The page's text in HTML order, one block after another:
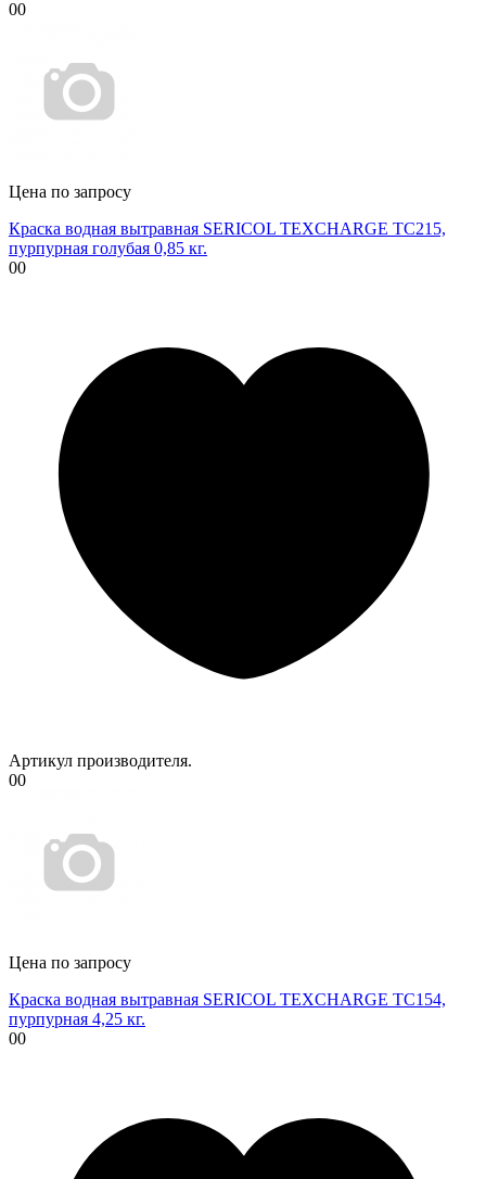
00
Цена по запросу
Краска водная вытравная SERICOL TEXCHARGE TC215,
пурпурная голубая 0,85 кг.
00
Артикул производителя.
00
Цена по запросу
Краска водная вытравная SERICOL TEXCHARGE TC154,
пурпурная 4,25 кг.
00